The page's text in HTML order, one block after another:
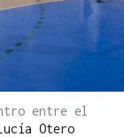
entre el
Otero